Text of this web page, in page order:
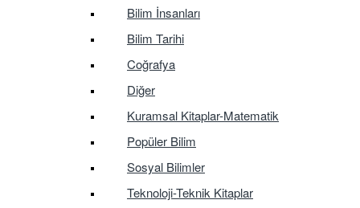
Bilim İnsanları
Bilim Tarihi
Coğrafya
Diğer
Kuramsal Kitaplar-Matematik
Popüler Bilim
Sosyal Bilimler
Teknoloji-Teknik Kitaplar